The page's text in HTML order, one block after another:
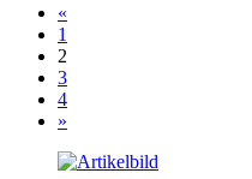
«
1
2
3
4
»